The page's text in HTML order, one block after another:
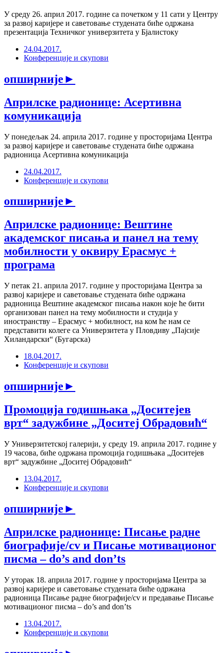
У среду 26. април 2017. године са почетком у 11 сати у Центру
за развој каријере и саветовање студената биће одржана
презентација Техничког универзитета у Бјалистоку
24.04.2017.
Конференције и скупови
опширније►
Априлске радионице: Асертивна
комуникација
У понедељак 24. априла 2017. године у просторијама Центра
за развој каријере и саветовање студената биће одржана
радионица Асертивна комуникација
24.04.2017.
Конференције и скупови
опширније►
Априлске радионице: Вештине
академског писања и панел на тему
мобилности у оквиру Ерасмус +
програма
У петак 21. априла 2017. године у просторијама Центра за
развој каријере и саветовање студената биће одржана
радионица Вештине академског писања након које ће бити
организован панел на тему мобилности и студија у
иностранству – Ерасмус + мобилност, на ком ће нам се
представити колеге са Универзитета у Пловдиву „Пајсије
Хиландарски“ (Бугарска)
18.04.2017.
Конференције и скупови
опширније►
Промоција годишњака „Доситејев
врт“ задужбине „Доситеј Обрадовић“
У Универзитетској галерији, у среду 19. априла 2017. године у
19 часова, биће одржана промоција годишњака „Доситејев
врт“ задужбине „Доситеј Обрадовић“
13.04.2017.
Конференције и скупови
опширније►
Априлске радионице: Писање радне
биографије/cv и Писање мотивационог
писма – do’s and don’ts
У уторак 18. априла 2017. године у просторијама Центра за
развој каријере и саветовање студената биће одржана
радионица Писање радне биографије/cv и предавање Писање
мотивационог писма – do’s and don’ts
13.04.2017.
Конференције и скупови